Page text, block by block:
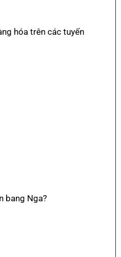
hóa trên các tuyến
bang Nga?